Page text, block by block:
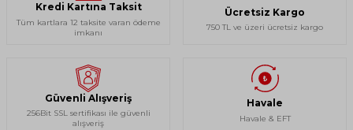
Kredi Kartına Taksit
Tüm kartlara 12 taksite varan ödeme
imkanı
Ücretsiz Kargo
750 TL ve üzeri ücretsiz kargo
Güvenli Alışveriş
256Bit SSL sertifikası ile güvenli
alışveriş
Havale
Havale & EFT